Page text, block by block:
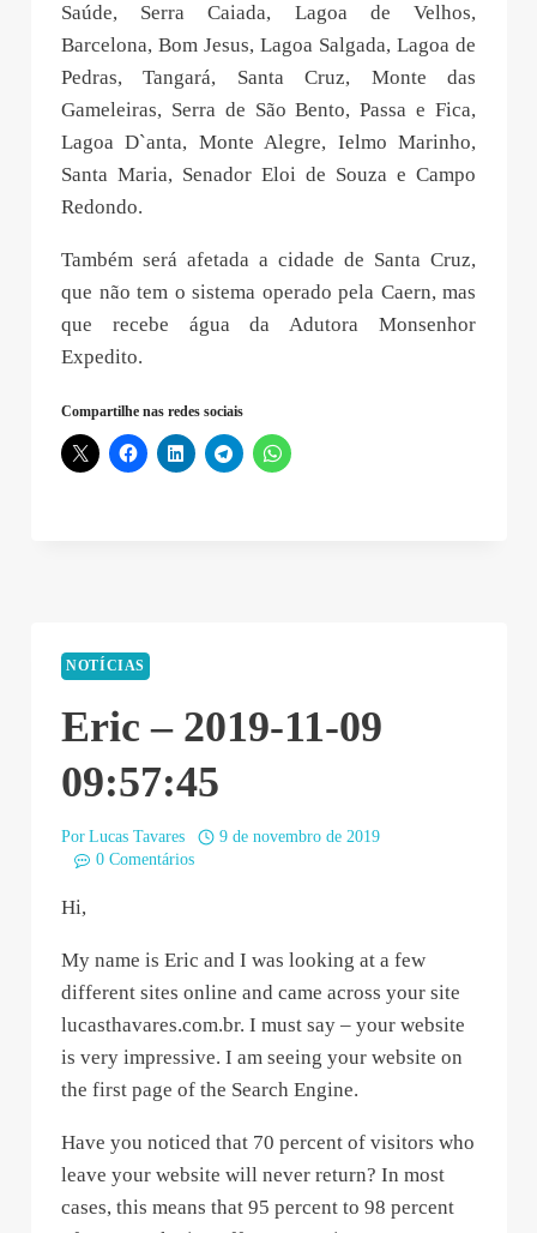
Saúde, Serra Caiada, Lagoa de Velhos,
Barcelona, Bom Jesus, Lagoa Salgada, Lagoa de
Pedras, Tangará, Santa Cruz, Monte das
Gameleiras, Serra de São Bento, Passa e Fica,
Lagoa D`anta, Monte Alegre, Ielmo Marinho,
Santa Maria, Senador Eloi de Souza e Campo
Redondo.
Também será afetada a cidade de Santa Cruz,
que não tem o sistema operado pela Caern, mas
que recebe água da Adutora Monsenhor
Expedito.
Compartilhe nas redes sociais
NOTÍCIAS
Eric – 2019-11-09
09:57:45
Por Lucas Tavares
9 de novembro de 2019
0 Comentários
Hi,
My name is Eric and I was looking at a few
different sites online and came across your site
lucasthavares.com.br. I must say – your website
is very impressive. I am seeing your website on
the first page of the Search Engine.
Have you noticed that 70 percent of visitors who
leave your website will never return? In most
cases, this means that 95 percent to 98 percent